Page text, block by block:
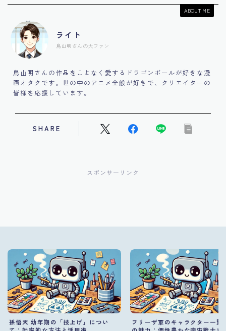
ABOUT ME
ライト
鳥山明さんの大ファン
鳥山明さんの作品をこよなく愛するドラゴンボールが好きな漫
画オタクです。世の中のアニメ全般が好きで、クリエイターの
皆様を応援しています。
SHARE
スポンサーリンク
孫悟天 幼年期の「技上げ」につい
フリーザ軍のキャラクター一覧